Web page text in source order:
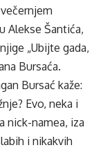
Alekse Šantića,
„Ubijte gada,
Bursaća.
Bursać kaže:
Evo, neka i
nick-namea, iza
i nikakvih